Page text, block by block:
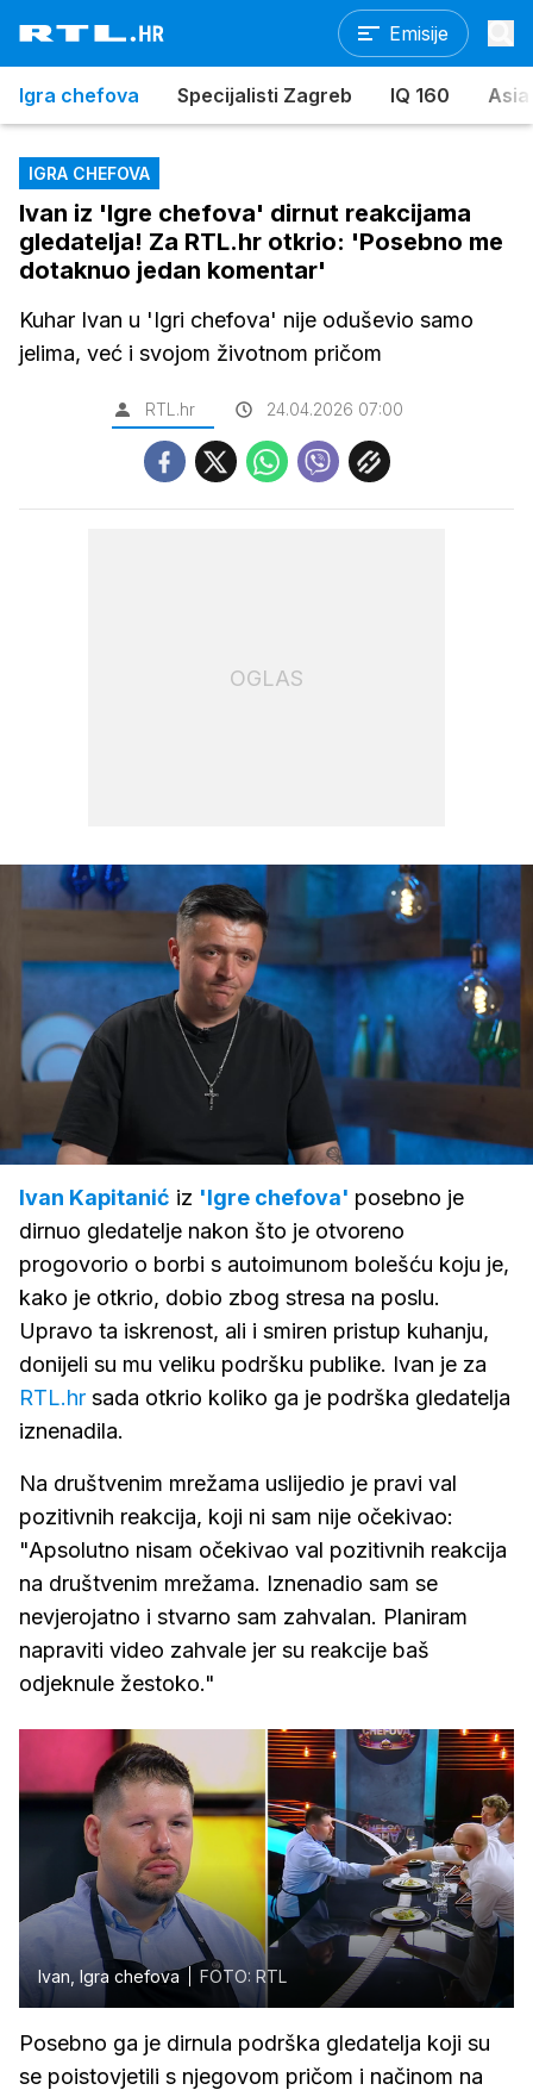
Emisije
Igra chefova Specijalisti Zagreb IQ 160
IGRA CHEFOVA
Ivan iz 'Igre chefova' dirnut reakcijama
gledatelja! Za RTL.hr otkrio: 'Posebno me
dotaknuo jedan komentar'
Kuhar Ivan u 'Igri chefova' nije oduševio samo
jelima, već i svojom životnom pričom
RTL.hr 24.04.2026 07:00
OGLAS
Upali
zvuk
Loaded
Ivan Kapitanić iz 'Igre chefova' posebno je
dirnuo gledatelje nakon što je otvoreno
progovorio o borbi s autoimunom bolešću koju je,
kako je otkrio, dobio zbog stresa na poslu.
Upravo ta iskrenost, ali i smiren pristup kuhanju,
donijeli su mu veliku podršku publike. Ivan je za
RTL.hr sada otkrio koliko ga je podrška gledatelja
iznenadila.
Na društvenim mrežama uslijedio je pravi val
pozitivnih reakcija, koji ni sam nije očekivao:
"Apsolutno nisam očekivao val pozitivnih reakcija
na društvenim mrežama. Iznenadio sam se
nevjerojatno i stvarno sam zahvalan. Planiram
napraviti video zahvale jer su reakcije baš
odjeknule žestoko."
Ivan, Igra chefova FOTO: RTL
Posebno ga je dirnula podrška gledatelja koji su
se poistovjetili s njegovom pričom i načinom na